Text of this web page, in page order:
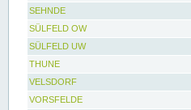
SEHNDE
SÜLFELD OW
SÜLFELD UW
THUNE
VELSDORF
VORSFELDE